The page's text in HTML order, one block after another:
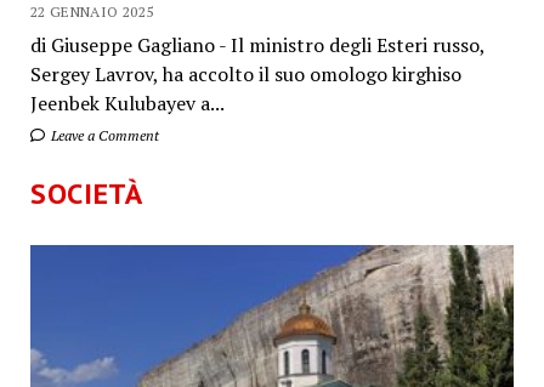
22 GENNAIO 2025
di Giuseppe Gagliano - Il ministro degli Esteri russo,
Sergey Lavrov, ha accolto il suo omologo kirghiso
Jeenbek Kulubayev a...
Leave a Comment
SOCIETÀ